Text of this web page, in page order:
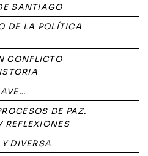
SANTIAGO
DE LA POLÍTICA
CONFLICTO
DE PAZ.
REFLEXIONES
DIVERSA